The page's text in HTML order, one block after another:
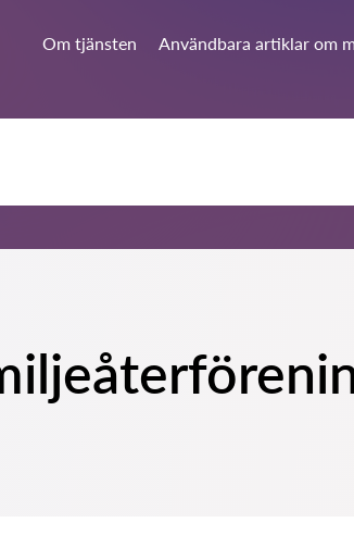
Om tjänsten Användbara artiklar om